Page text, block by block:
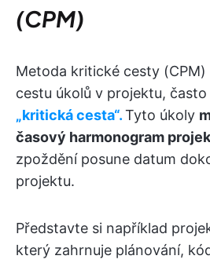
(CPM)
Metoda kritické cesty
cestu úkolů v projektu,
„kritická cesta“.Tyto úkoly
časový harmonogram
zpoždění posune datum
projektu.
Představte si například
který zahrnuje plánování,